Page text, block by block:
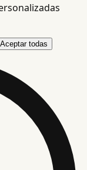
Aceptar todas